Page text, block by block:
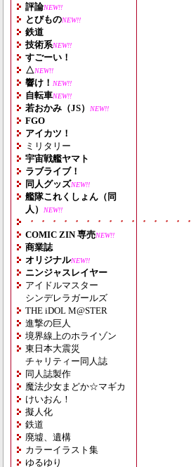
評論NEW!!
とびものNEW!!
鉄道
技術系NEW!!
すごーい！
△NEW!!
響け！ NEW!!
自転車NEW!!
若おかみ（JS） NEW!!
FGO
アイカツ！
ミリタリー
宇宙戦艦ヤマト
ラブライブ！
同人グッズNEW!!
艦隊これくしょん（同
人）
NEW!!
・・・・・・・・・・・・・・
COMIC ZIN 専売NEW!!
商業誌
オリジナルNEW!!
ニンジャスレイヤー
アイドルマスター
シンデレラガールズ
THE iDOL M@STER
進撃の巨人
境界線上のホライゾン
東日本大震災
チャリティー同人誌
同人誌製作
魔法少女まどか☆マギカ
けいおん！
擬人化
鉄道
廃墟、遺構
カラーイラスト集
ゆるゆり